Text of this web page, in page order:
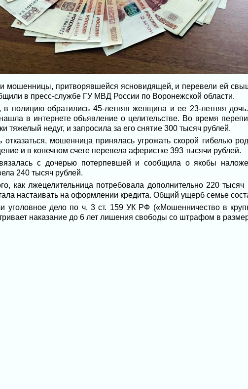
мошенницы, притворявшейся ясновидящей, и перевели ей
в пресс-службе ГУ МВД России по Воронежской области.
в полицию обратились 45-летняя женщина и ее 23-летняя
в интернете объявление о целительстве. Во время
тяжелый недуг, и запросила за его снятие 300 тысяч рублей.
мошенница принялась угрожать скорой гибелью
и в конечном счете перевела аферистке 393 тысячи рублей.
с дочерью потерпевшей и сообщила о якобы
240 тысяч рублей.
как лжецелительница потребовала дополнительно 220 тысяч
настаивать на оформлении кредита. Общий ущерб семье
уголовное дело по ч. 3 ст. 159 УК РФ («Мошенничество в
наказание до 6 лет лишения свободы со штрафом в